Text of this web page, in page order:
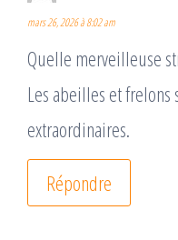
mars 26, 2026 à 8:02 am
Quelle merveilleuse
Les abeilles et
extraordinaires.
Répondre